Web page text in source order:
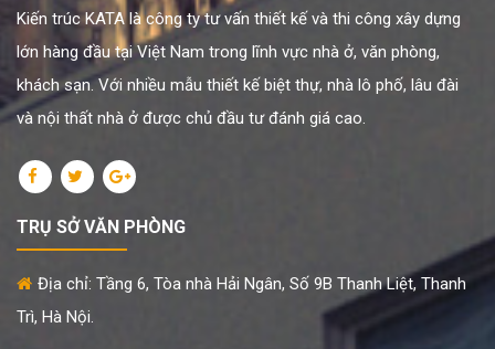
Kiến trúc KATA là công ty tư vấn thiết kế và thi công xây dựng
lớn hàng đầu tại Việt Nam trong lĩnh vực nhà ở, văn phòng,
khách sạn. Với nhiều mẫu thiết kế biệt thự, nhà lô phố, lâu đài
và nội thất nhà ở được chủ đầu tư đánh giá cao.
TRỤ SỞ VĂN PHÒNG
Địa chỉ: Tầng 6, Tòa nhà Hải Ngân, Số 9B Thanh Liệt, Thanh
Trì, Hà Nội.